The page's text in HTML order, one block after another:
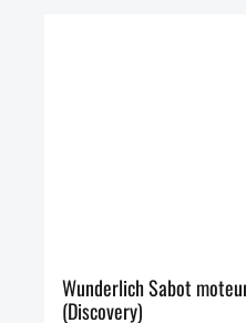
Wunderlich Sabot
(Discovery)